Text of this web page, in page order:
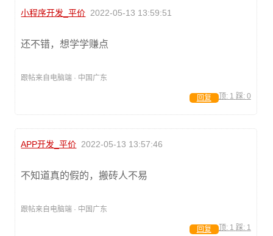
小程序开发_平价 2022-05-13 13:59:51
还不错，想学学赚点
跟帖来自电脑端 · 中国广东
顶: 1 踩: 0
回复
APP开发_平价 2022-05-13 13:57:46
不知道真的假的，搬砖人不易
跟帖来自电脑端 · 中国广东
顶: 1 踩: 1
回复